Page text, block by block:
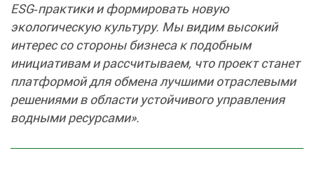
ESG‑практики и формировать новую
экологическую культуру. Мы видим высокий
интерес со стороны бизнеса к подобным
инициативам и рассчитываем, что проект станет
платформой для обмена лучшими отраслевыми
решениями в области устойчивого управления
водными ресурсами».